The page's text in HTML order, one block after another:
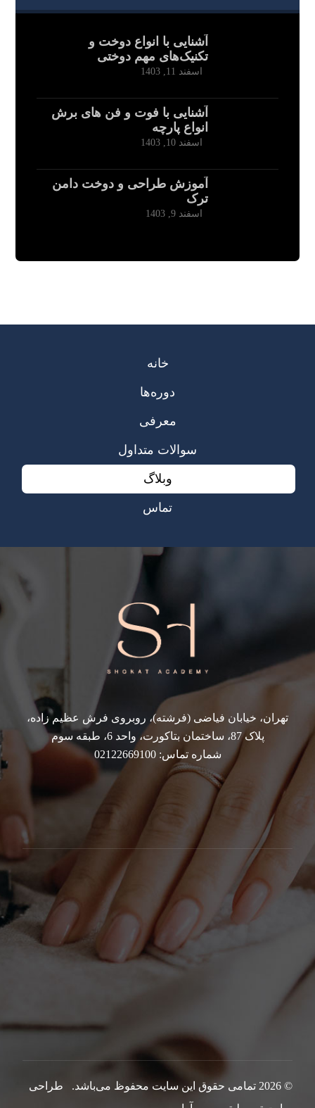
آشنایی با انواع دوخت و
تکنیک‌های مهم دوختی
اسفند 11, 1403
آشنایی با فوت و فن های برش
انواع پارچه
اسفند 10, 1403
آموزش طراحی و دوخت دامن
ترک
اسفند 9, 1403
خانه
دوره‌ها
معرفی
سوالات متداول
وبلاگ
تماس
تهران، خیابان فیاضی (فرشته)، روبروی فرش عظیم زاده،
پلاک 87، ساختمان بتاکورت، واحد 6، طبقه سوم
شماره تماس: 02122669100
© 2026 تمامی حقوق این سایت محفوظ می‌باشد.
طراحی